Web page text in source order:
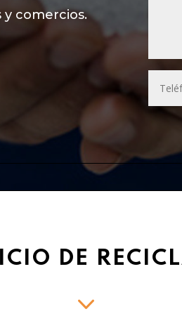
y comercios.
DE
3